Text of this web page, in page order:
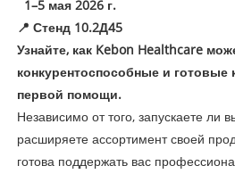
1–5 мая 2026 г.
📍 Стенд 10.2Д45
Узнайте, как Kebon Healthcare
конкурентоспособные и готовые
первой помощи.
Независимо от того, запускаете ли
расширяете ассортимент своей
готова поддержать вас